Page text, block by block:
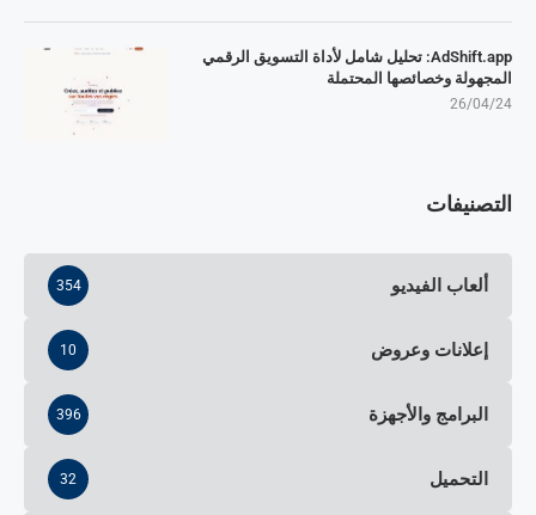
AdShift.app: تحليل شامل لأداة التسويق الرقمي
المجهولة وخصائصها المحتملة
26/04/24
التصنيفات
ألعاب الفيديو 354
إعلانات وعروض 10
البرامج والأجهزة 396
التحميل 32